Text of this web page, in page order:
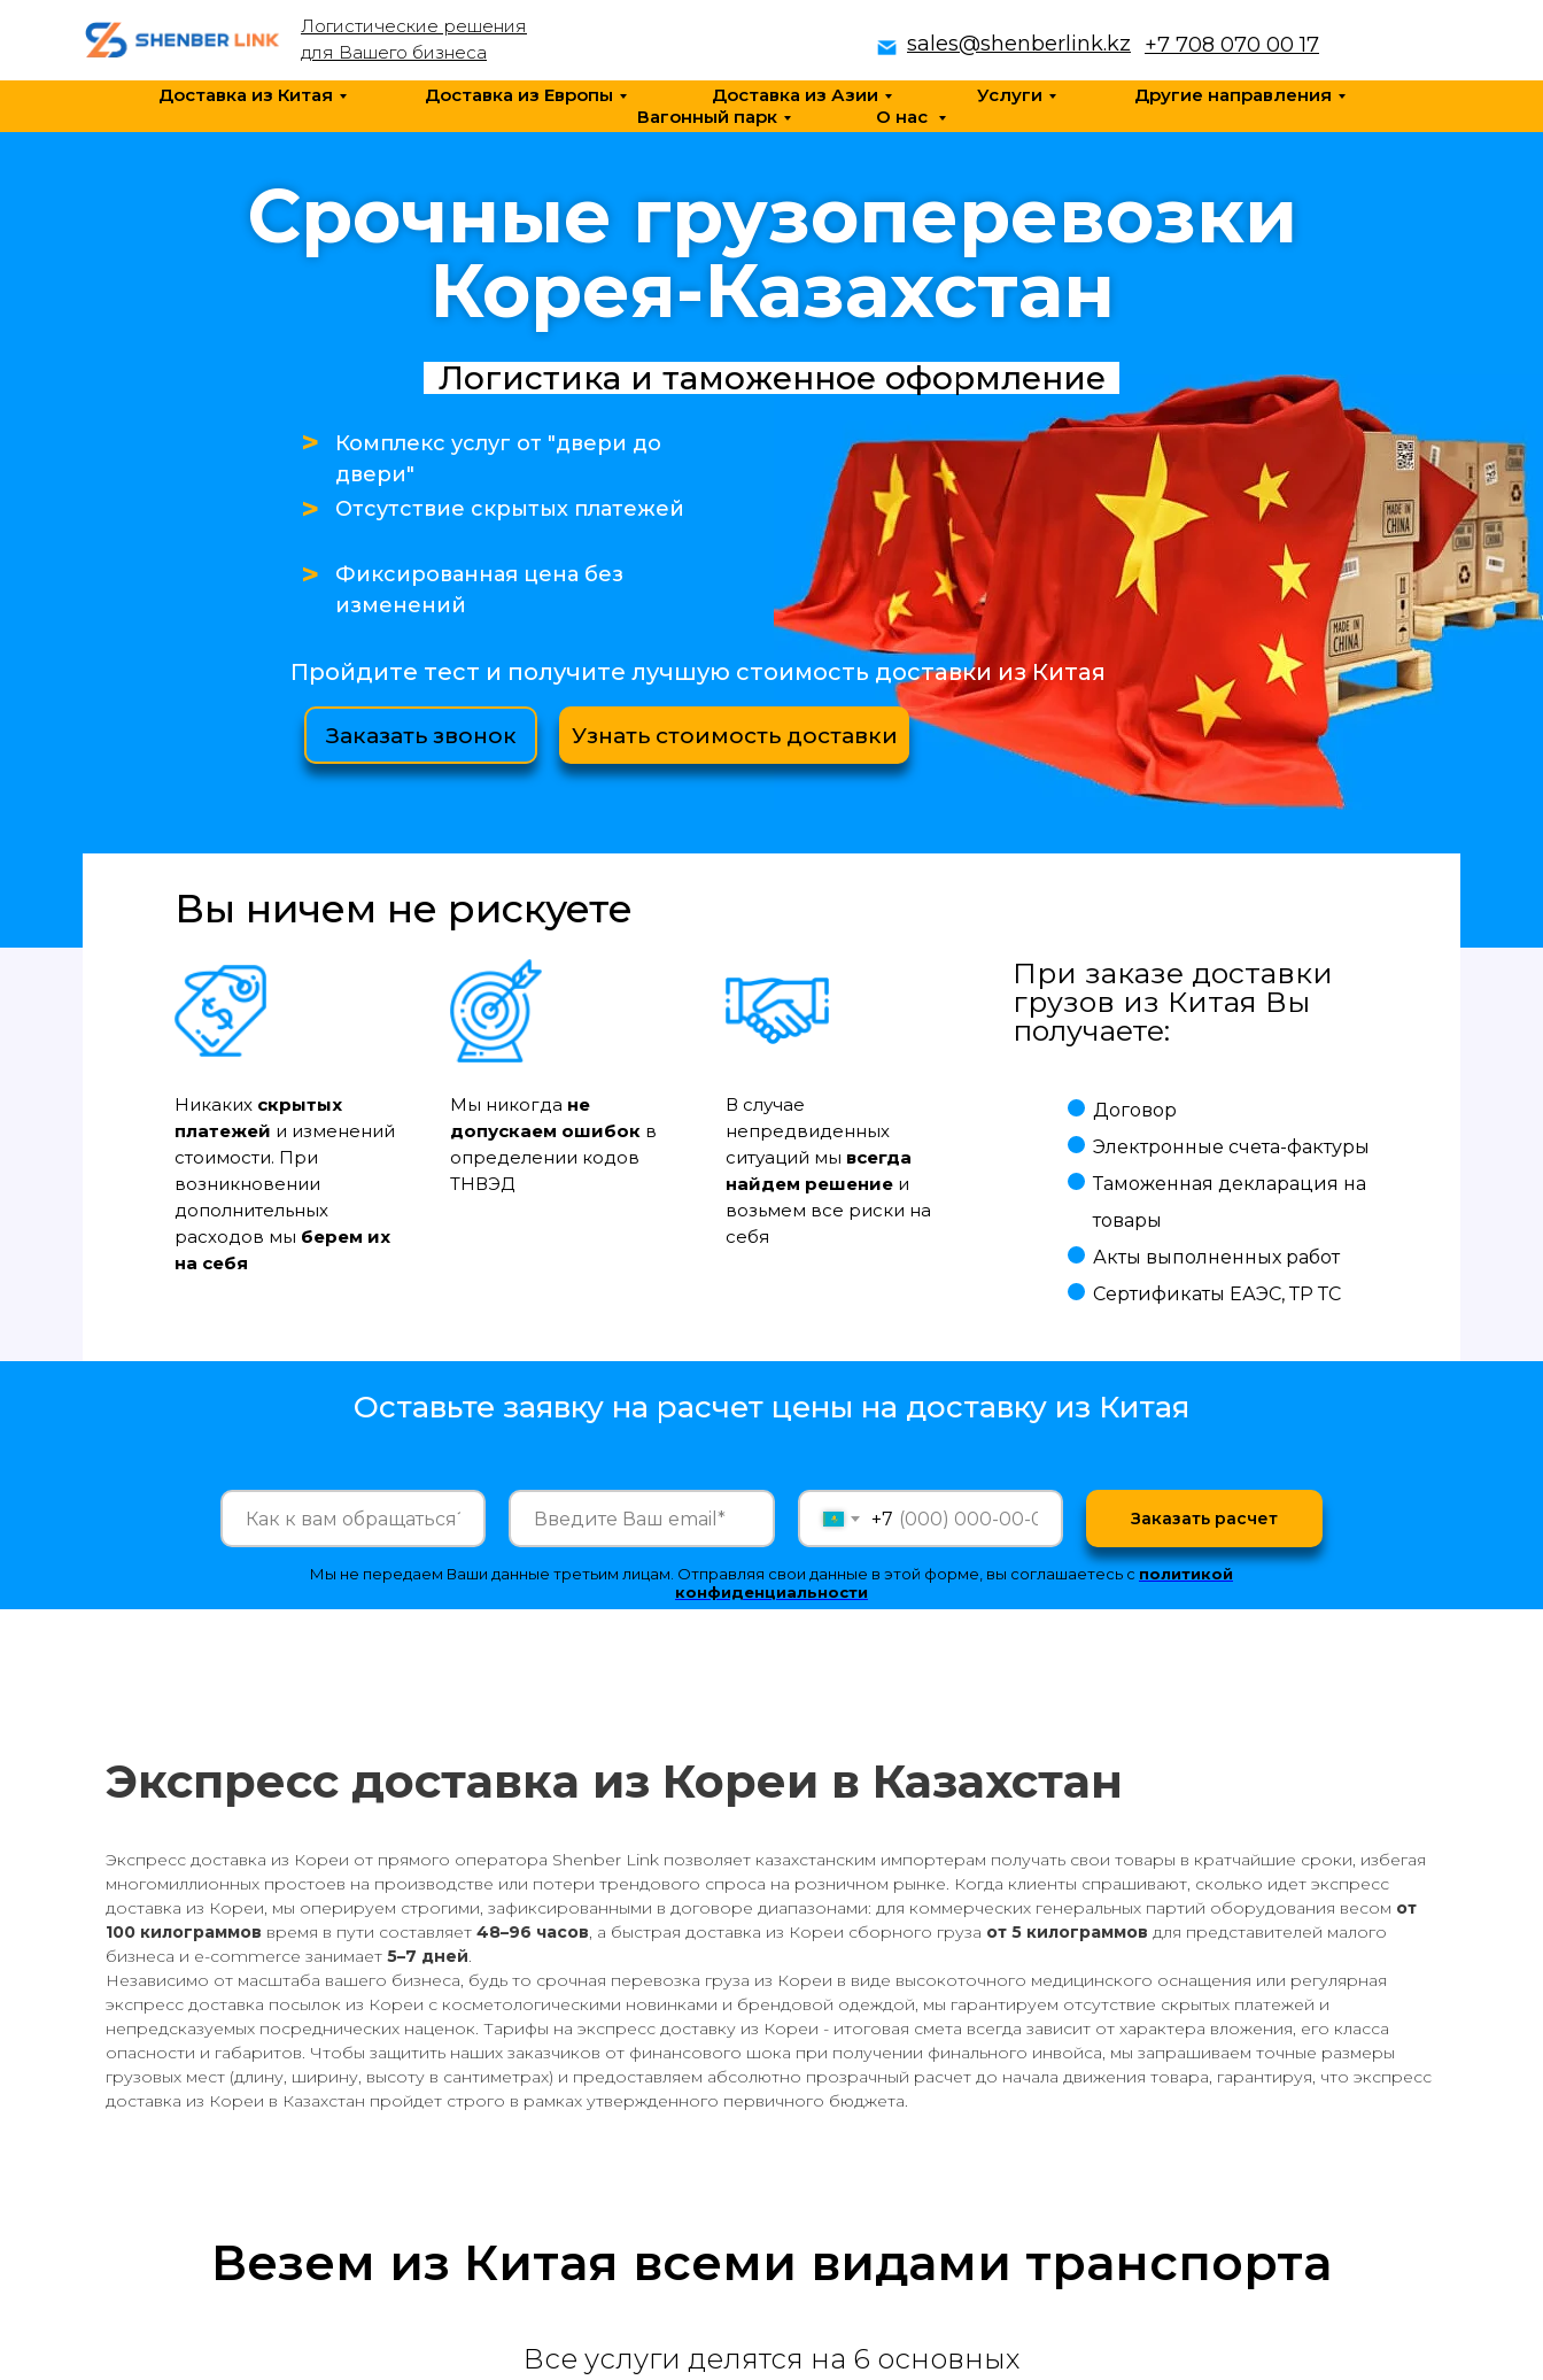
Логистические решения
для Вашего бизнеса
sales@shenberlink.kz +7 708 070 00 17
Доставка из Китая Доставка из Европы Доставка из Азии Услуги
Другие направления
Вагонный парк
О нас
Срочные грузоперевозки
Корея-Казахстан
Логистика и таможенное оформление
Комплекс услуг от "двери до
двери"
Отсутствие скрытых платежей
Фиксированная цена без
изменений
Пройдите тест и получите лучшую стоимость доставки из Китая
>
>
>
Узнать стоимость доставки
Заказать звонок
Вы ничем не рискуете
Никаких скрытых
платежей и изменений
стоимости. При
возникновении
дополнительных
расходов мы берем их
на себя
Мы никогда не
допускаем ошибок в
определении кодов
ТНВЭД
В случае
непредвиденных
ситуаций мы всегда
найдем решение и
возьмем все риски на
себя
При заказе доставки
грузов из Китая Вы
получаете:
Договор
Электронные счета-фактуры
Таможенная декларация на
товары
Акты выполненных работ
Сертификаты ЕАЭС, ТР ТС
Оставьте заявку на расчет цены на доставку из Китая
+7 Заказать расчет
Мы не передаем Ваши данные третьим лицам. Отправляя свои данные в этой форме, вы соглашаетесь с политикой
конфиденциальности
Экспресс доставка из Кореи в Казахстан
Экспресс доставка из Кореи от прямого оператора Shenber Link позволяет казахстанским импортерам получать свои товары в кратчайшие сроки, избегая
многомиллионных простоев на производстве или потери трендового спроса на розничном рынке. Когда клиенты спрашивают, сколько идет экспресс
доставка из Кореи, мы оперируем строгими, зафиксированными в договоре диапазонами: для коммерческих генеральных партий оборудования весом от
100 килограммов время в пути составляет 48–96 часов, а быстрая доставка из Кореи сборного груза от 5 килограммов для представителей малого
бизнеса и e-commerce занимает 5–7 дней.
Независимо от масштаба вашего бизнеса, будь то срочная перевозка груза из Кореи в виде высокоточного медицинского оснащения или регулярная
экспресс доставка посылок из Кореи с косметологическими новинками и брендовой одеждой, мы гарантируем отсутствие скрытых платежей и
непредсказуемых посреднических наценок. Тарифы на экспресс доставку из Кореи - итоговая смета всегда зависит от характера вложения, его класса
опасности и габаритов. Чтобы защитить наших заказчиков от финансового шока при получении финального инвойса, мы запрашиваем точные размеры
грузовых мест (длину, ширину, высоту в сантиметрах) и предоставляем абсолютно прозрачный расчет до начала движения товара, гарантируя, что экспресс
доставка из Кореи в Казахстан пройдет строго в рамках утвержденного первичного бюджета.
Везем из Китая всеми видами транспорта
Все услуги делятся на 6 основных